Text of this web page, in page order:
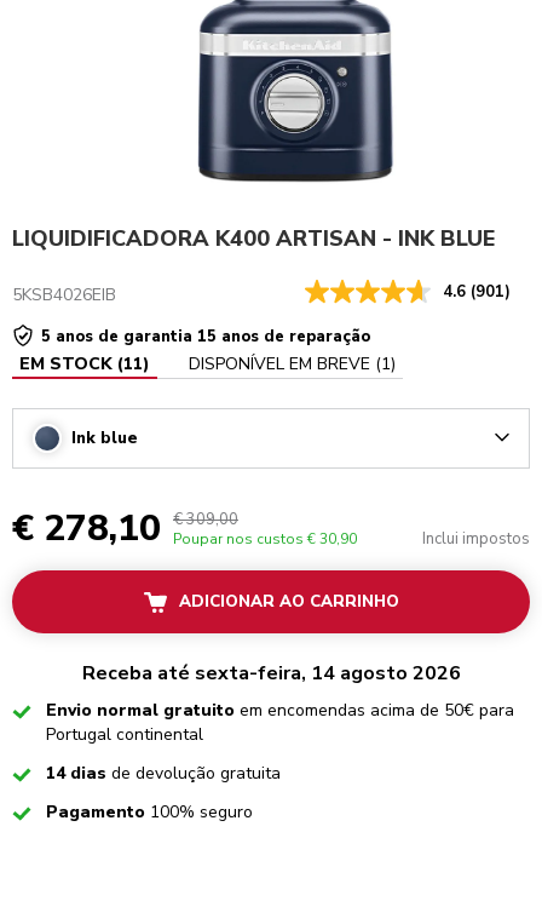
LIQUIDIFICADORA K400 ARTISAN - INK BLUE
5KSB4026EIB 4.6 (901)
5 anos de garantia 15 anos de reparação
EM STOCK (11) DISPONÍVEL EM BREVE (1)
Ink blue
€ 278,10 € 309,00
Poupar nos custos € 30,90 Inclui impostos
ADICIONAR AO CARRINHO
Receba até sexta-feira, 14 agosto 2026
CheckedEnvio normal gratuito em encomendas acima de 50€ para
Portugal continental
Checked
14 dias de devolução gratuita
CheckedPagamento 100% seguro